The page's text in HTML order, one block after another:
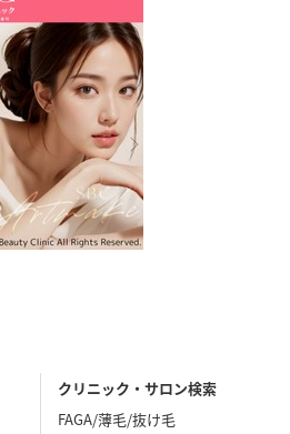
クリニック・サロン検索
FAGA/薄毛/抜け毛